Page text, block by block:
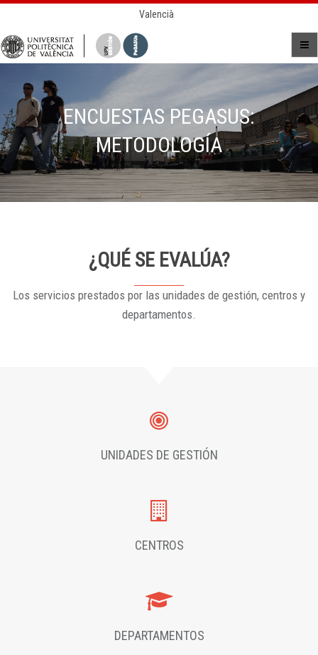
Valencià
ENCUESTAS PEGASUS:
METODOLOGÍA
¿QUÉ SE EVALÚA?
Los servicios prestados por las unidades de gestión, centros y
departamentos.
UNIDADES DE GESTIÓN
CENTROS
DEPARTAMENTOS